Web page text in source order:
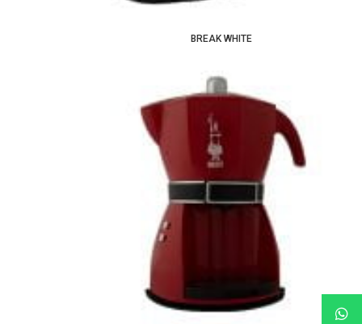
BREAK WHITE